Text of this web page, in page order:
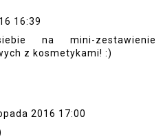
16:39
na mini-zestawienie
z kosmetykami! :)
2016 17:00